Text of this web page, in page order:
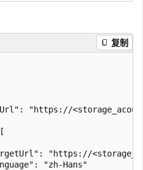
复制
"https://
"https://
"zh-Hans"